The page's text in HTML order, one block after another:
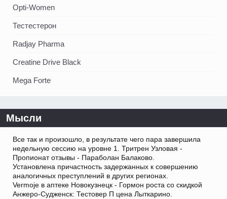
Opti-Women
Тестестерон
Radjay Pharma
Creatine Drive Black
Mega Forte
Мысли
Все так и произошло, в результате чего пара завершила
недельную сессию на уровне 1. Тритрен Узловая -
Пропионат отзывы - Параболан Балаково.
Установлена причастность задержанных к совершению
аналогичных преступлений в других регионах.
Vermoje в аптеке Новокузнецк - Гормон роста со скидкой
Анжеро-Судженск: Тестовер П цена Лыткарино.